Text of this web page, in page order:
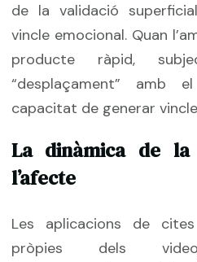
de la validació
vincle emocional. Quan
producte ràpid,
“desplaçament”
capacitat de generar
La dinàmica de la
l’afecte
Les aplicacions de
pròpies dels